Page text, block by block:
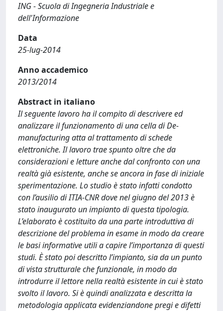
ING - Scuola di Ingegneria Industriale e
dell'Informazione
Data
25-lug-2014
Anno accademico
2013/2014
Abstract in italiano
Il seguente lavoro ha il compito di descrivere ed
analizzare il funzionamento di una cella di De-
manufacturing atta al trattamento di schede
elettroniche. Il lavoro trae spunto oltre che da
considerazioni e letture anche dal confronto con una
realtà già esistente, anche se ancora in fase di iniziale
sperimentazione. Lo studio è stato infatti condotto
con l’ausilio di ITIA-CNR dove nel giugno del 2013 è
stato inaugurato un impianto di questa tipologia.
L’elaborato è costituito da una parte introduttiva di
descrizione del problema in esame in modo da creare
le basi informative utili a capire l’importanza di questi
studi. È stato poi descritto l’impianto, sia da un punto
di vista strutturale che funzionale, in modo da
introdurre il lettore nella realtà esistente in cui è stato
svolto il lavoro. Si è quindi analizzata e descritta la
metodologia applicata evidenziandone pregi e difetti